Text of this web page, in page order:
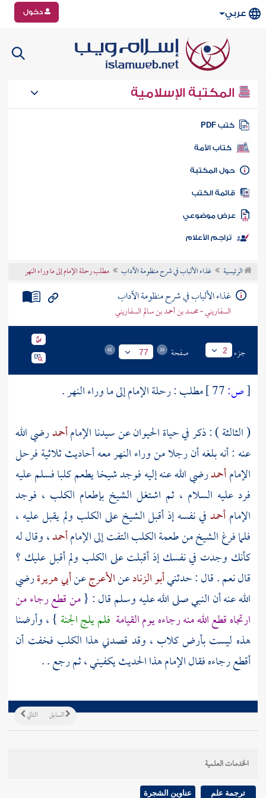
عربي دخول
المكتبة الإسلامية
كتب PDF
كتاب الأمة
المكتبة
الكتب
موضوعي
تراجم الأعلام
الرئيسية غذاء الألباب في شرح منظومة الآداب مطلب رحلة الإمام إلى ما وراء النهر
غذاء الألباب في شرح منظومة الآداب
السفاريني - محمد بن أحمد بن سالم السفاريني
جزء 2 صفحة 77
[ص:
مطلب : رحلة الإمام إلى ما وراء النهر .
( الثالثة ) : ذكر في حياة الحيوان عن سيدنا الإمامأحمدرضي الله
عنه : أنه بلغه أن رجلا من وراء النهر معه أحاديث ثلاثية فرحل
الإمامأحمدرضي الله عنه إليه فوجد شيخا يطعم كلبا فسلم عليه
فرد عليه السلام ، ثم اشتغل الشيخ بإطعام الكلب ، فوجد
الإمامأحمدفي نفسه إذ أقبل الشيخ على الكلب ولم يقبل عليه ،
فلما فرغ الشيخ من طعمة الكلب التفت إلى الإمامأحمد، وقال له
كأنك وجدت في نفسك إذ أقبلت على الكلب ولم أقبل عليك ؟
قال نعم . قال : حدثنيأبو الزنادعنالأعرجعنأبي هريرةرضي
الله عنه أن النبي صلى الله عليه وسلم قال : {من قطع رجاء من
ارتجاه قطع الله منه رجاءه يوم القيامة فلم يلج الجنة } ، وأرضنا
هذه ليست بأرض كلاب ، وقد قصدني هذا الكلب فخفت أن
أقطع رجاءه فقال الإمام هذا الحديث يكفيني ، ثم رجع . .
التالي السابق
الخدمات العلمية
ترجمة علم عناوين الشجرة